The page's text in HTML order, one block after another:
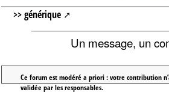
>>générique
Un message, un
Ce forum est modéré a priori : votre contribution
validée par les responsables.